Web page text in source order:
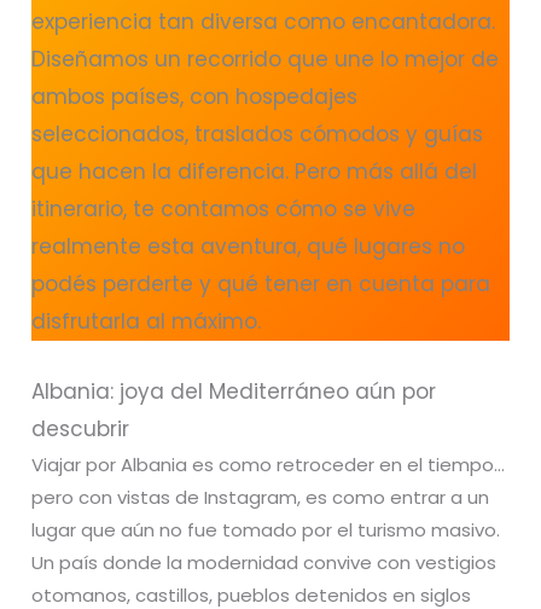
experiencia tan diversa como encantadora.
Diseñamos un recorrido que une lo mejor de
ambos países, con hospedajes
seleccionados, traslados cómodos y guías
que hacen la diferencia. Pero más allá del
itinerario, te contamos cómo se vive
realmente esta aventura, qué lugares no
podés perderte y qué tener en cuenta para
disfrutarla al máximo.
Albania: joya del Mediterráneo aún por
descubrir
Viajar por Albania es como retroceder en el tiempo…
pero con vistas de Instagram, es como entrar a un
lugar que aún no fue tomado por el turismo masivo.
Un país donde la modernidad convive con vestigios
otomanos, castillos, pueblos detenidos en siglos